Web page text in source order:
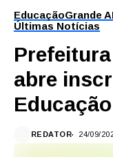
EducaçãoGrande
Últimas Notícias
abre
REDATOR 24/09/